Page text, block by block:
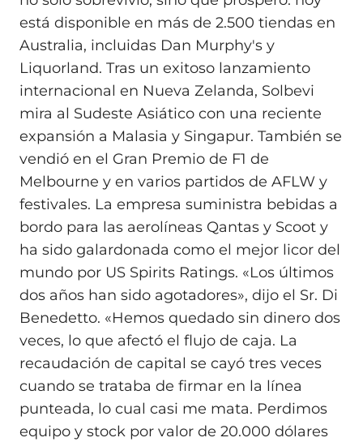
está disponible en más de 2.500 tiendas en
Australia, incluidas Dan Murphy's y
Liquorland. Tras un exitoso lanzamiento
internacional en Nueva Zelanda, Solbevi
mira al Sudeste Asiático con una reciente
expansión a Malasia y Singapur. También se
vendió en el Gran Premio de F1 de
Melbourne y en varios partidos de AFLW y
festivales. La empresa suministra bebidas a
bordo para las aerolíneas Qantas y Scoot y
ha sido galardonada como el mejor licor del
mundo por US Spirits Ratings. «Los últimos
dos años han sido agotadores», dijo el Sr. Di
Benedetto. «Hemos quedado sin dinero dos
veces, lo que afectó el flujo de caja. La
recaudación de capital se cayó tres veces
cuando se trataba de firmar en la línea
punteada, lo cual casi me mata. Perdimos
equipo y stock por valor de 20.000 dólares